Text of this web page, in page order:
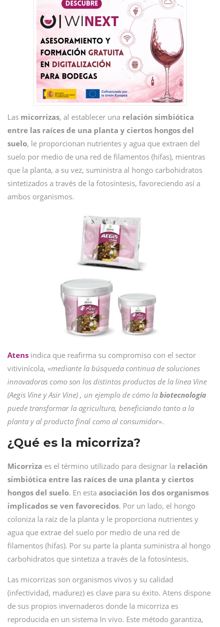
Las micorrizas, al establecer una relación simbiótica
entre las raíces de una planta y ciertos hongos del
suelo, le proporcionan nutrientes y agua que extraen del
suelo por medio de una red de filamentos (hifas), mientras
que la planta, a su vez, suministra al hongo carbohidratos
sintetizados a través de la fotosíntesis, favoreciendo así a
ambos organismos.
Atens indica que reafirma su compromiso con el sector
vitivinícola, «mediante la búsqueda continua de soluciones
innovadoras como son los distintos productos de la línea Vine
(Aegis Vine y Asir Vine) , un ejemplo de cómo la biotecnología
puede transformar la agricultura, beneficiando tanto a la
planta y al producto final como al consumidor».
¿Qué es la micorriza?
Micorriza es el término utilizado para designar la relación
simbiótica entre las raíces de una planta y ciertos
hongos del suelo. En esta asociación los dos organismos
implicados se ven favorecidos. Por un lado, el hongo
coloniza la raíz de la planta y le proporciona nutrientes y
agua que extrae del suelo por medio de una red de
filamentos (hifas). Por su parte la planta suministra al hongo
carbohidratos que sintetiza a través de la fotosíntesis.
Las micorrizas son organismos vivos y su calidad
(infectividad, madurez) es clave para su éxito. Atens dispone
de sus propios invernaderos donde la micorriza es
reproducida en un sistema In vivo. Este método garantiza,